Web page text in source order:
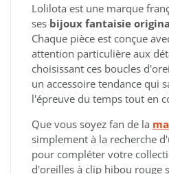
Lolilota est une marque
ses bijoux fantaisie
Chaque pièce est conçue
attention particulière aux
choisissant ces boucles
un accessoire tendance qui
l'épreuve du temps tout en
Que vous soyez fan de la
simplement à la recherche
pour compléter votre
d'oreilles à clip hibou rouge